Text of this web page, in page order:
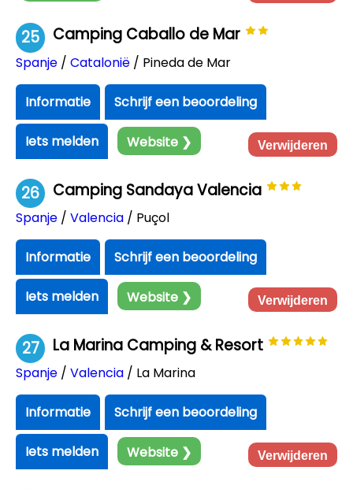
25 Camping Caballo de Mar
Spanje / Catalonië / Pineda de Mar
Informatie Schrijf een beoordeling
Iets melden Website ❯ Verwijderen
26 Camping Sandaya Valencia
Spanje / Valencia / Puçol
Informatie Schrijf een beoordeling
Iets melden Website ❯ Verwijderen
27 La Marina Camping & Resort
Spanje / Valencia / La Marina
Informatie Schrijf een beoordeling
Iets melden Website ❯ Verwijderen